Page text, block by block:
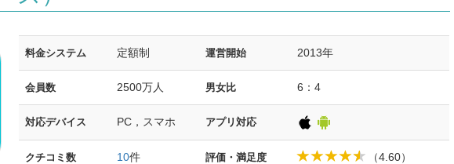
料金システム 定額制 運営開始 2013年
会員数 2500万人 男女比 6：4
対応デバイス PC，スマホ アプリ対応
クチコミ数 10件 評価・満足度 （4.60）